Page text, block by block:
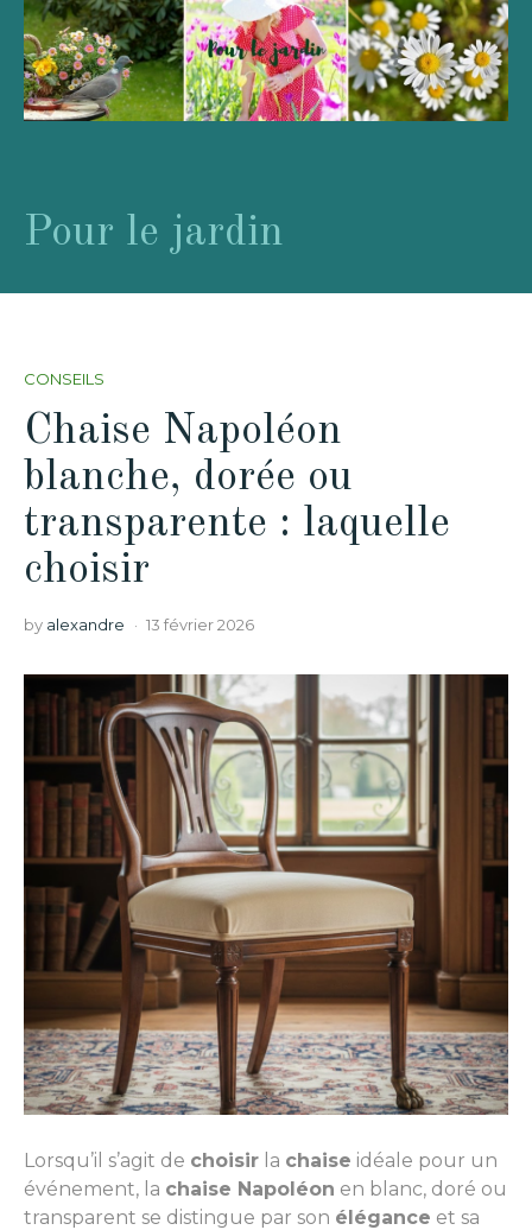
Pour le jardin
CONSEILS
Chaise Napoléon
blanche, dorée ou
transparente : laquelle
choisir
by alexandre 13 février 2026
Lorsqu’il s’agit de choisir la chaise idéale pour un
événement, la chaise Napoléon en blanc, doré ou
transparent se distingue par son élégance et sa